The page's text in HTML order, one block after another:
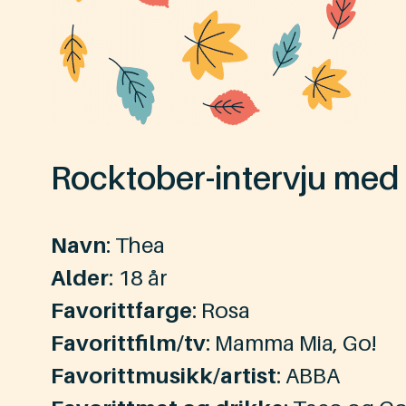
Rocktober-intervju med
Navn: Thea
Alder: 18 år
Favorittfarge: Rosa
Favorittfilm/tv: Mamma Mia, Go!
Favorittmusikk/artist: ABBA